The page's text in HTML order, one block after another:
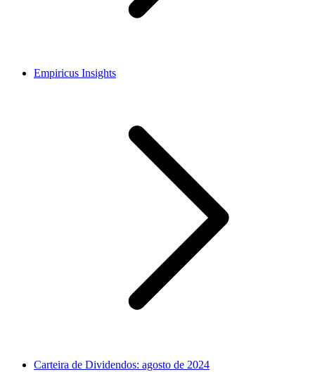
Empiricus Insights
Carteira de Dividendos: agosto de 2024